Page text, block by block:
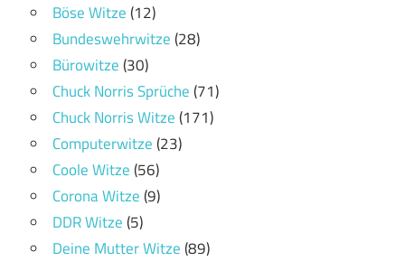
Böse Witze(12)
Bundeswehrwitze(28)
Bürowitze(30)
Chuck Norris Sprüche(71)
Chuck Norris Witze(171)
Computerwitze(23)
Coole Witze(56)
Corona Witze(9)
DDR Witze(5)
Deine Mutter Witze(89)